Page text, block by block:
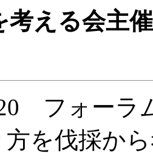
考える会主
フォーラ
を伐採か